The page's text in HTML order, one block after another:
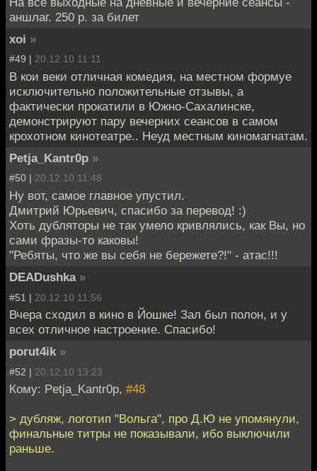
аншлаг. 250 р. за билет
xoi »
#49 | 20.12.10 11:11
В кои веки отличная комедия, на местном формуе
исключительно положительные отзывы, а
фактически прокатили в Южно-Сахалинске,
демонстрируют пару вечерних сеансов в самом
крохотном кинотеатре.. Неуд местным киномагнатам.
Petja_Kantr0p »
#50 | 20.12.10 11:48
Ну вот, самое главное упустил.
Дмитрий Юрьевич, спасибо за перевод! :)
Хоть дубляторы не так умело кривлялись, как Вы, но
сами фразы-то каковы!
"Ребяты, что же вы себя не бережете?!" - атас!!!
DEADushka »
#51 | 20.12.10 11:56
Вчера сходил в кино в Йошке! Зал был полон, и у
всех отличное настроение. Спасибо!
porut4ik »
#52 | 20.12.10 13:23
Кому: Petja_Kantr0p, #48
> дубляж, логотип "Вольга", про Д.Ю не упомянули,
финальные титры не показывали, ибо выключили
раньше.